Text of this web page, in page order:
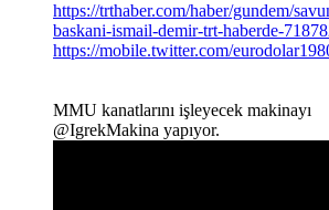
https://trthaber.com/haber/gundem/
baskani-ismail-demir-trt-haberde-
https://mobile.twitter.com/
MMU kanatlarını işleyecek makinayı
@IgrekMakina yapıyor.